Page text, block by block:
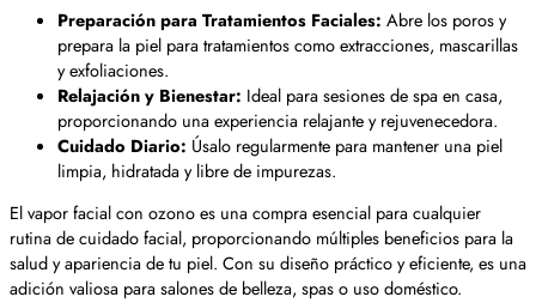
Preparación para Tratamientos Faciales: Abre los poros y
prepara la piel para tratamientos como extracciones, mascarillas
y exfoliaciones.
Relajación y Bienestar: Ideal para sesiones de spa en casa,
proporcionando una experiencia relajante y rejuvenecedora.
Cuidado Diario: Úsalo regularmente para mantener una piel
limpia, hidratada y libre de impurezas.
El vapor facial con ozono es una compra esencial para cualquier
rutina de cuidado facial, proporcionando múltiples beneficios para la
salud y apariencia de tu piel. Con su diseño práctico y eficiente, es una
adición valiosa para salones de belleza, spas o uso doméstico.